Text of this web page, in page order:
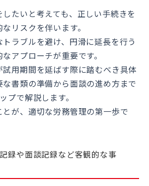
たいと考えても、正しい手続きを
リスクを伴います。
ラブルを避け、円滑に延長を行う
アプローチが重要です。
試用期間を延ばす際に踏むべき具体
書類の準備から面談の進め方まで
プで解説します。
とが、適切な労務管理の第一歩で
録や面談記録など客観的な事